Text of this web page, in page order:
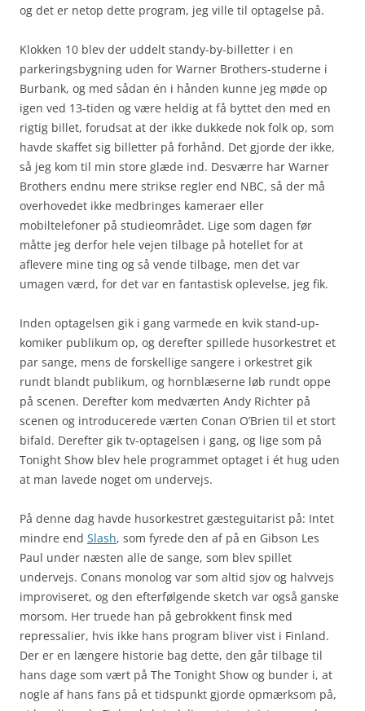
og det er netop dette program, jeg ville til optagelse på.
Klokken 10 blev der uddelt standy-by-billetter i en
parkeringsbygning uden for Warner Brothers-studerne i
Burbank, og med sådan én i hånden kunne jeg møde op
igen ved 13-tiden og være heldig at få byttet den med en
rigtig billet, forudsat at der ikke dukkede nok folk op, som
havde skaffet sig billetter på forhånd. Det gjorde der ikke,
så jeg kom til min store glæde ind. Desværre har Warner
Brothers endnu mere strikse regler end NBC, så der må
overhovedet ikke medbringes kameraer eller
mobiltelefoner på studieområdet. Lige som dagen før
måtte jeg derfor hele vejen tilbage på hotellet for at
aflevere mine ting og så vende tilbage, men det var
umagen værd, for det var en fantastisk oplevelse, jeg fik.
Inden optagelsen gik i gang varmede en kvik stand-up-
komiker publikum op, og derefter spillede husorkestret et
par sange, mens de forskellige sangere i orkestret gik
rundt blandt publikum, og hornblæserne løb rundt oppe
på scenen. Derefter kom medværten Andy Richter på
scenen og introducerede værten Conan O’Brien til et stort
bifald. Derefter gik tv-optagelsen i gang, og lige som på
Tonight Show blev hele programmet optaget i ét hug uden
at man lavede noget om undervejs.
På denne dag havde husorkestret gæsteguitarist på: Intet
mindre end Slash, som fyrede den af på en Gibson Les
Paul under næsten alle de sange, som blev spillet
undervejs. Conans monolog var som altid sjov og halvvejs
improviseret, og den efterfølgende sketch var også ganske
morsom. Her truede han på gebrokkent finsk med
repressalier, hvis ikke hans program bliver vist i Finland.
Der er en længere historie bag dette, den går tilbage til
hans dage som vært på The Tonight Show og bunder i, at
nogle af hans fans på et tidspunkt gjorde opmærksom på,